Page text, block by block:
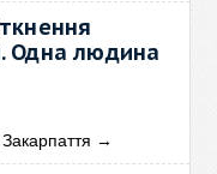
Одна людина
→